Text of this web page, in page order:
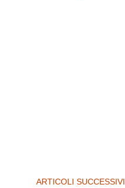
ARTICOLI SUCCESSIVI